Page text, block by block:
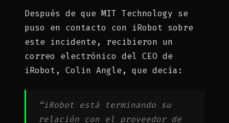
Después de que MIT Technology se
puso en contacto con iRobot sobre
este incidente, recibieron un
correo electrónico del CEO de
iRobot, Colin Angle, que decía:
“iRobot está terminando su
relación con el proveedor de